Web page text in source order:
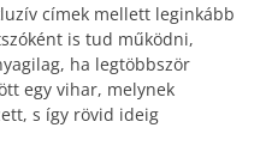
címek mellett leginkább
is tud működni,
ha legtöbbször
egy vihar, melynek
s így rövid ideig